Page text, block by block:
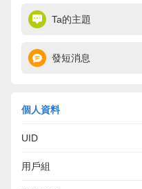
Ta的主題
發短消息
個人資料
UID
用戶組